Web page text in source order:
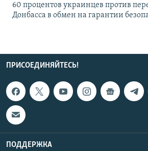
60 процентов украинцев против
Донбасса в обмен на гарантии
ПРИСОЕДИНЯЙТЕСЬ!
ПОДДЕРЖКА